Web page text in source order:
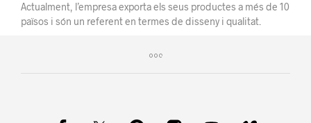
Actualment, l’empresa exporta els seus productes a més de 10
països i són un referent en termes de disseny i qualitat.